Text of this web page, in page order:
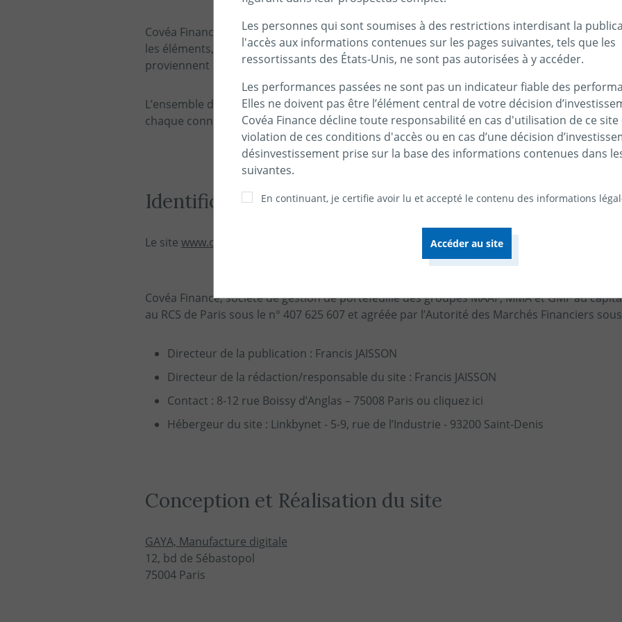
Covéa Finance se réserve le droit de modifier et de mettre à jour, sans préavis, les
les éléments, produits ou services présentés sur le site. Toutes les informations
proviennent de documents considérés comme fiables par Covéa Finance SAS.
L’ensemble de ces modifications s’impose aux internautes qui doivent consulter les
chaque connexion.
Identification et publication
Le site www.covea-finance.fr
Covéa Finance, société de gestion de portefeuille des groupes MAAF, MMA et GMF au
au RCS de Paris sous le n° 407 625 607 et agréée par l’Autorité des Marchés Financiers
Directeur de la publication : Francis JAISSON
Directeur de la rédaction/responsable du site : Francis JAISSON
Contact : 8-12 rue Boissy d’Anglas – 75008 Paris ou cliquez ici
Hébergeur du site : Linkbynet - 5-9, rue de l’Industrie - 93200 Saint-Denis
Conception et Réalisation du site
GAYA, Manufacture digitale
12, bd de Sébastopol
75004 Paris
Les personnes qui sont soumises à des restrictions interdisant la
l'accès aux informations contenues sur les pages suivantes, tels que les
ressortissants des États-Unis, ne sont pas autorisées à y accéder.
Les performances passées ne sont pas un indicateur fiable des
Elles ne doivent pas être l’élément central de votre décision
Covéa Finance décline toute responsabilité en cas d'utilisation de ce
violation de ces conditions d'accès ou en cas d’une décision
désinvestissement prise sur la base des informations contenues dans
suivantes.
En continuant, je certifie avoir lu et accepté le contenu des informations